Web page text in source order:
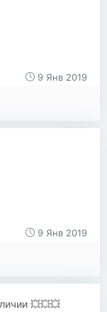
9 Янв 2019
9 Янв 2019
💥💥💥